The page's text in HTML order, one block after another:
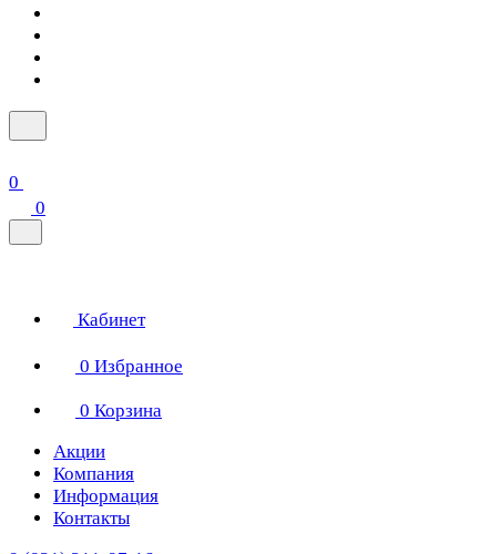
0
0
Кабинет
0 Избранное
0 Корзина
Акции
Компания
Информация
Контакты